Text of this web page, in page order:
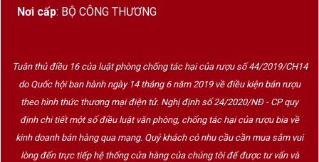
Nơi cấp: BỘ CÔNG THƯƠNG
Tuân thủ điều 16 của luật phòng chống tác hại của rượu số 44/2019/CH14
do Quốc hội ban hành ngày 14 tháng 6 năm 2019 về điều kiện bán rượu
theo hình thức thương mại điện tử. Nghị định số 24/2020/NĐ - CP quy
định chi tiết một số điều luật văn phòng, chống tác hại của rượu bia về
kinh doanh bán hàng qua mạng. Quý khách có nhu cầu cần mua sắm vui
lòng đến trực tiếp hệ thống cửa hàng của chúng tôi để được tư vấn và